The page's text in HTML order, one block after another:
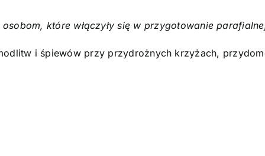
Aktualności
które włączyły się w przygotowanie
i śpiewów przy przydrożnych krzyżach,